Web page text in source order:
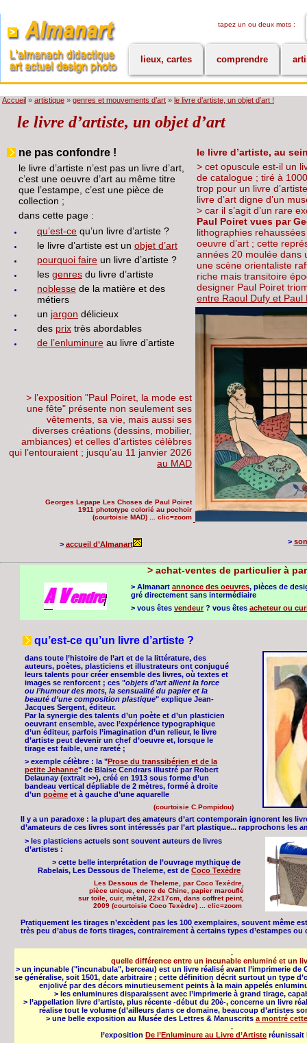
tapez un ou deux mots :
lieux, cartes comprendre
Accueil » artistique » genres et mouvements d’art » le livre d’artiste, un objet d’art !
le livre d’artiste, un objet d’art
ne pas confondre !
le livre d’artiste n’est pas un livre d’art,
c’est une oeuvre d’art au même titre
que l’estampe, c’est une pièce de
collection ;
dans cette page :
qu’est-ce qu’un livre d’artiste ?
le livre d’artiste est un objet d’art
pourquoi faire un livre d’artiste ?
les genres du livre d’artiste
noblesse de la matière et des
métiers
un jargon délicieux
des prix très abordables
de l’enluminure au livre d’artiste
> l’exposition "Paul Poiret, la mode est
une fête" présente non seulement ses
vêtements, sa vie, mais aussi ses
diverses créations (dessins, mobilier,
ambiances) et celles d’artistes célèbres
qui l’entouraient ; jusqu’au 11 janvier 2026
au MAD
Georges Lepape Les Choses de Paul Poiret
1911 phototype colorié au pochoir
(courtoisie MAD) ... clic=zoom
le livre d’artiste, au
> cet opuscule est-il un
de catalogue ; tiré à
trop pour un livre
livre d’art digne d’un
> car il s’agit d’un rare
Paul Poiret vues par
lithographies
oeuvre d’art ; cette
années 20 moulée dans
une scène orientaliste
riche mais transitoire
designer Paul Poiret
entre Raoul Dufy et Paul
> accueil d’Almanart >
> achat-ventes de particulier à
> Almanart annonce des oeuvres, pièces de
gré directement sans intermédiaire
> vous êtes vendeur? vous êtes acheteur ou
qu’est-ce qu’un livre d’artiste ?
dans toute l’histoire de l’art et de la littérature, des
auteurs, poètes, plasticiens et illustrateurs ont conjugué
leurs talents pour créer ensemble des livres, où textes et
images se renforcent ; ces "objets d’art allient la force
ou l’humour des mots, la sensualité du papier et la
beauté d’une composition plastique" explique Jean-
Jacques Sergent, éditeur.
Par la synergie des talents d’un poète et d’un plasticien
oeuvrant ensemble, avec l’expérience typographique
d’un éditeur, parfois l’imagination d’un relieur, le livre
d’artiste peut devenir un chef d’oeuvre et, lorsque le
tirage est faible, une rareté ;
> exemple célèbre : la "Prose du transsibérien et de la
petite Jehanne" de Blaise Cendrars illustré par Robert
Delaunay (extrait >>), créé en 1913 sous forme d’un
bandeau vertical dépliable de 2 mètres, formé à droite
d’un poème et à gauche d’une aquarelle
(courtoisie C.Pompidou)
Il y a un paradoxe : la plupart des amateurs d’art contemporain ignorent les
d’amateurs de ces livres sont intéressés par l’art plastique... rapprochons les
> les plasticiens actuels sont souvent auteurs de livres
d’artistes :
> cette belle interprétation de l’ouvrage mythique de
Rabelais, Les Dessous de Theleme, est de Coco Texèdre
Les Dessous de Theleme, par Coco Texèdre,
pièce unique, encre de Chine, papier marouflé
sur toile, cuir, métal, 22x17cm, dans coffret peint,
2009 (courtoisie Coco Texèdre) ... clic=zoom
Pratiquement les tirages n’excèdent pas les 100 exemplaires, souvent même
très peu d’abus de forts tirages, contrairement à certains types d’estampes ou
.
quelle différence entre un incunable enluminé et un
> un incunable ("incunabula", berceau) est un livre réalisé avant l’imprimerie de
se généralise, soit 1501, date arbitraire ; cette définition décrit surtout un type
enjolivé par des décors minutieusement peints à la main appelés
> les enluminures disparaissent avec l’imprimerie à grand tirage,
> l’appellation livre d’artiste, plus récente -début du 20è-, concerne un livre
réalise tout le volume (d’ailleurs dans ce domaine, beaucoup d’artistes
> une belle exposition au Musée des Lettres & Manuscrits a montré
.
l’exposition De l’Enluminure au Livre d’Artiste réunissait